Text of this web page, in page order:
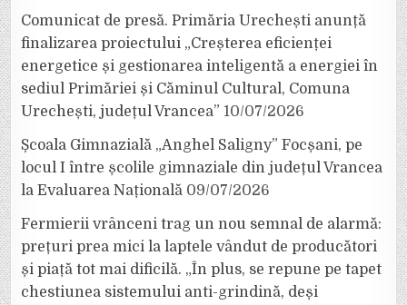
Comunicat de presă. Primăria Urechești anunță
finalizarea proiectului „Creșterea eficienței
energetice și gestionarea inteligentă a energiei în
sediul Primăriei și Căminul Cultural, Comuna
Urechești, județul Vrancea” 10/07/2026
Școala Gimnazială „Anghel Saligny” Focșani, pe
locul I între școlile gimnaziale din județul Vrancea
la Evaluarea Națională 09/07/2026
Fermierii vrânceni trag un nou semnal de alarmă:
prețuri prea mici la laptele vândut de producători
și piață tot mai dificilă. „În plus, se repune pe tapet
chestiunea sistemului anti-grindină, deși